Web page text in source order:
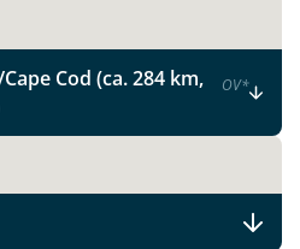
Cod (ca. 284 km,
OV*